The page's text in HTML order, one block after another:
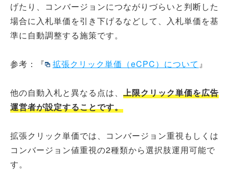
げたり、コンバージョンにつながりづらいと判断した
場合に入札単価を引き下げるなどして、入札単価を基
準に自動調整する施策です。
参考：『 拡張クリック単価（eCPC）について 』
他の自動入札と異なる点は、 上限クリック単価を広告
運営者が設定することです。
拡張クリック単価では、コンバージョン重視もしくは
コンバージョン値重視の2種類から選択肢運用可能で
す。